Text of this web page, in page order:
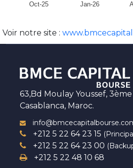
Oct-25 Jan-26
Voir notre site :
63,Bd Moulay Youssef,
Casablanca, Maroc.
+212 5 22 64 23 15
+212 5 22 64 23 00
+212 5 22 48 10 68